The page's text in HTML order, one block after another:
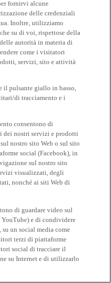
fornirvi alcune
delle credenziali
Inoltre, utilizziamo
su di voi, rispettose della
autorità in materia di
come i visitatori
servizi, sito e attività
il pulsante giallo in basso,
di tracciamento e i
consentono di
nostri servizi e prodotti
nostro sito Web o sul sito
social (Facebook), in
sul nostro sito
visualizzati, degli
nonché ai siti Web di
di guardare video sul
YouTube) e di condividere
un social media come
terzi di piattaforme
social di tracciare il
su Internet e di utilizzarlo